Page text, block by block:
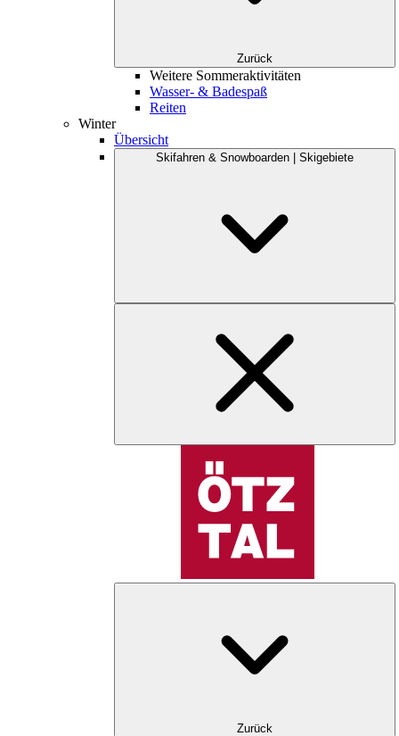
Zurück
Weitere Sommeraktivitäten
Wasser- & Badespaß
Reiten
Winter
Übersicht
Skifahren & Snowboarden | Skigebiete
Zurück